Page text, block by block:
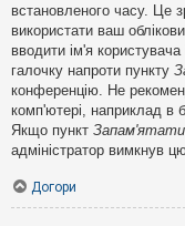
встановленого часу. Це
використати ваш
вводити ім'я
галочку напроти пункту
конференцію. Не
комп'ютері, наприклад в
Якщо пункт
адміністратор вимкнув
Догори